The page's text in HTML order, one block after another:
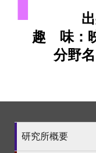
趣 味：
分野
研究所概要